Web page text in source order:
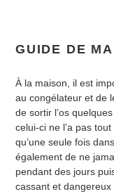
GUIDE DE
À la maison, il est
au congélateur et de
de sortir l’os
celui-ci ne l’a pas
qu’une seule fois
également de ne
pendant des jours
cassant et dangereux